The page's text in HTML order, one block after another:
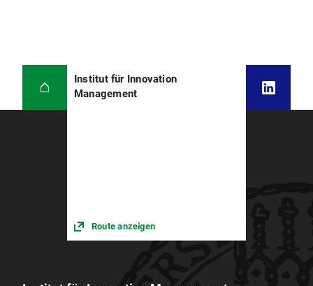
Institut für Innovation
Management
Route anzeigen